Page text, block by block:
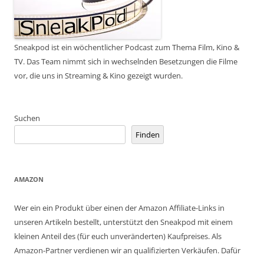
Sneakpod ist ein wöchentlicher Podcast zum Thema Film, Kino &
TV. Das Team nimmt sich in wechselnden Besetzungen die Filme
vor, die uns in Streaming & Kino gezeigt wurden.
Suchen
Finden
AMAZON
Wer ein ein Produkt über einen der Amazon Affiliate-Links in
unseren Artikeln bestellt, unterstützt den Sneakpod mit einem
kleinen Anteil des (für euch unveränderten) Kaufpreises. Als
Amazon-Partner verdienen wir an qualifizierten Verkäufen. Dafür